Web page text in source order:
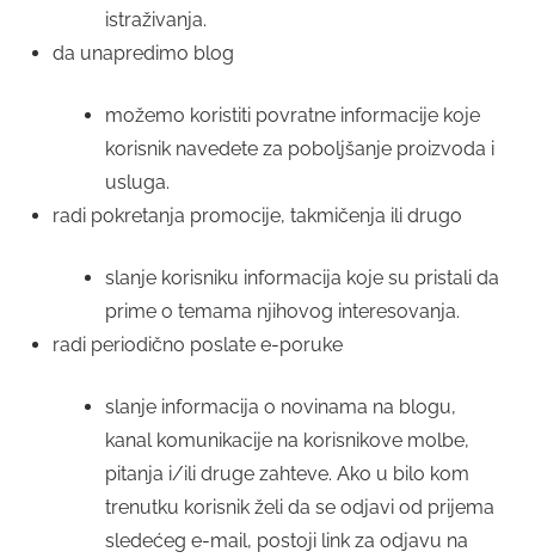
istraživanja.
da unapredimo blog
možemo koristiti povratne informacije koje
korisnik navedete za poboljšanje proizvoda i
usluga.
radi pokretanja promocije, takmičenja ili drugo
slanje korisniku informacija koje su pristali da
prime o temama njihovog interesovanja.
radi periodično poslate e-poruke
slanje informacija o novinama na blogu,
kanal komunikacije na korisnikove molbe,
pitanja i/ili druge zahteve. Ako u bilo kom
trenutku korisnik želi da se odjavi od prijema
sledećeg e-mail, postoji link za odjavu na